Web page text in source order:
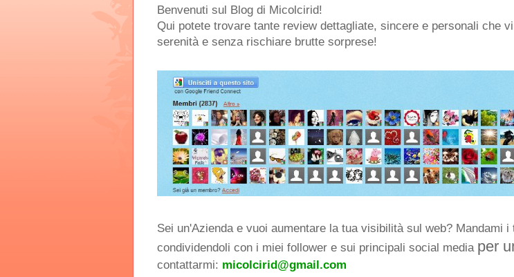
Benvenuti sul Blog di Micolcirid!
Qui potete trovare tante review dettagliate, sincere e personali che
serenità e senza rischiare brutte sorprese!
Sei un'Azienda e vuoi aumentare la tua visibilità sul web? Mandami
condividendoli con i miei follower e sui principali social media per
contattarmi: micolcirid@gmail.com